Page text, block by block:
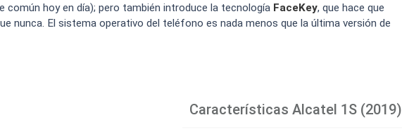
común hoy en día); pero también introduce la tecnología FaceKey, que hace que
nunca. El sistema operativo del teléfono es nada menos que la última versión de
Características Alcatel 1S (2019)